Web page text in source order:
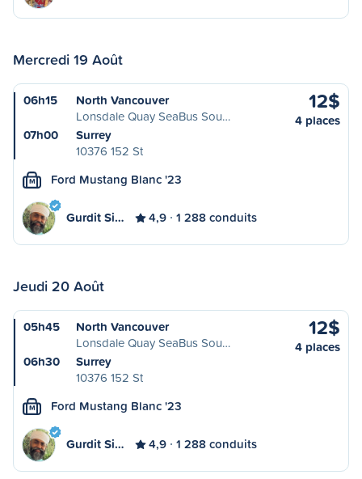
Mercredi 19 Août
06h15
North Vancouver
Lonsdale Quay SeaBus Sou…
07h00
Surrey
10376 152 St
12$
4 places
M Ford Mustang Blanc '23
Gurdit Si… 4,9 1 288 conduits
Jeudi 20 Août
05h45
North Vancouver
Lonsdale Quay SeaBus Sou…
06h30
Surrey
10376 152 St
12$
4 places
M Ford Mustang Blanc '23
Gurdit Si… 4,9 1 288 conduits